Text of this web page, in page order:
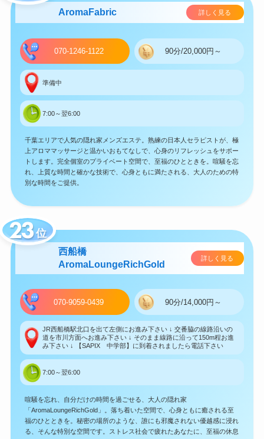
AromaFabric 詳しく見る
070-1246-1122 90分/20,000円～
準備中
7:00～翌6:00
千葉エリアで人気の隠れ家メンズエステ。熟練の日本人セラピストが、極
上アロママッサージと温かいおもてなしで、心身のリフレッシュをサポー
トします。完全個室のプライベート空間で、至福のひとときを。喧騒を忘
れ、上質な時間と確かな技術で、心身ともに満たされる、大人のための特
別な時間をご提供。
位
西船橋
AromaLoungeRichGold
詳しく見る
070-9059-0439 90分/14,000円～
JR西船橋駅北口を出て左側にお進み下さい ↓ 交番脇の線路沿いの
道を市川方面へお進み下さい ↓ そのまま線路に沿って150m程お進
み下さい ↓ 【SAPIX 中学部】に到着されましたら電話下さい
7:00～翌6:00
喧騒を忘れ、自分だけの時間を過ごせる、大人の隠れ家
「AromaLoungeRichGold」。落ち着いた空間で、心身ともに癒される至
福のひとときを。秘密の場所のような、誰にも邪魔されない優越感に浸れ
る、そんな特別な空間です。ストレス社会で疲れたあなたに、至福の休息